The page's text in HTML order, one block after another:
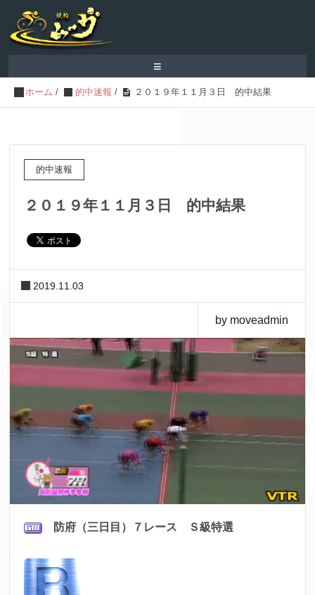
≡
ホーム / 的中速報 / ２０１９年１１月３日 的中結果
的中速報
２０１９年１１月３日 的中結果
2019.11.03
by moveadmin
防府（三日目）７レース Ｓ級特選